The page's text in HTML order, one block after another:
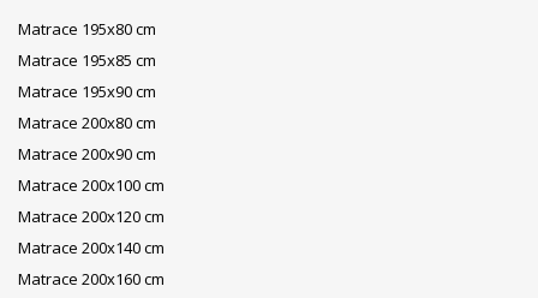
Matrace 195x80 cm
Matrace 195x85 cm
Matrace 195x90 cm
Matrace 200x80 cm
Matrace 200x90 cm
Matrace 200x100 cm
Matrace 200x120 cm
Matrace 200x140 cm
Matrace 200x160 cm